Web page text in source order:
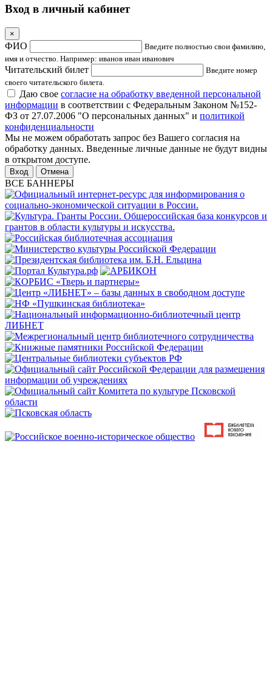
Вход в личный кабинет
×
ФИО
Введите полностью свои фамилию,
имя и отчество. Например: иванов иван иванович
Читательский билет
Введите номер
своего читательского билета.
Даю свое согласие на обработку введенной персональной
информации в соответствии с Федеральным Законом №152-
ФЗ от 27.07.2006 "О персональных данных" и политикой
конфиденциальности
Мы не можем обработать запрос без Вашего согласия на
обработку данных. Введенные личные данные не будут видны
в открытом доступе.
Отмена
ВСЕ БАННЕРЫ